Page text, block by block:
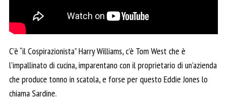
C’è “il Cospirazionista” Harry Williams, c’è Tom West che è
l’impallinato di cucina, imparentano con il proprietario di un’azienda
che produce tonno in scatola, e forse per questo Eddie Jones lo
chiama Sardine.